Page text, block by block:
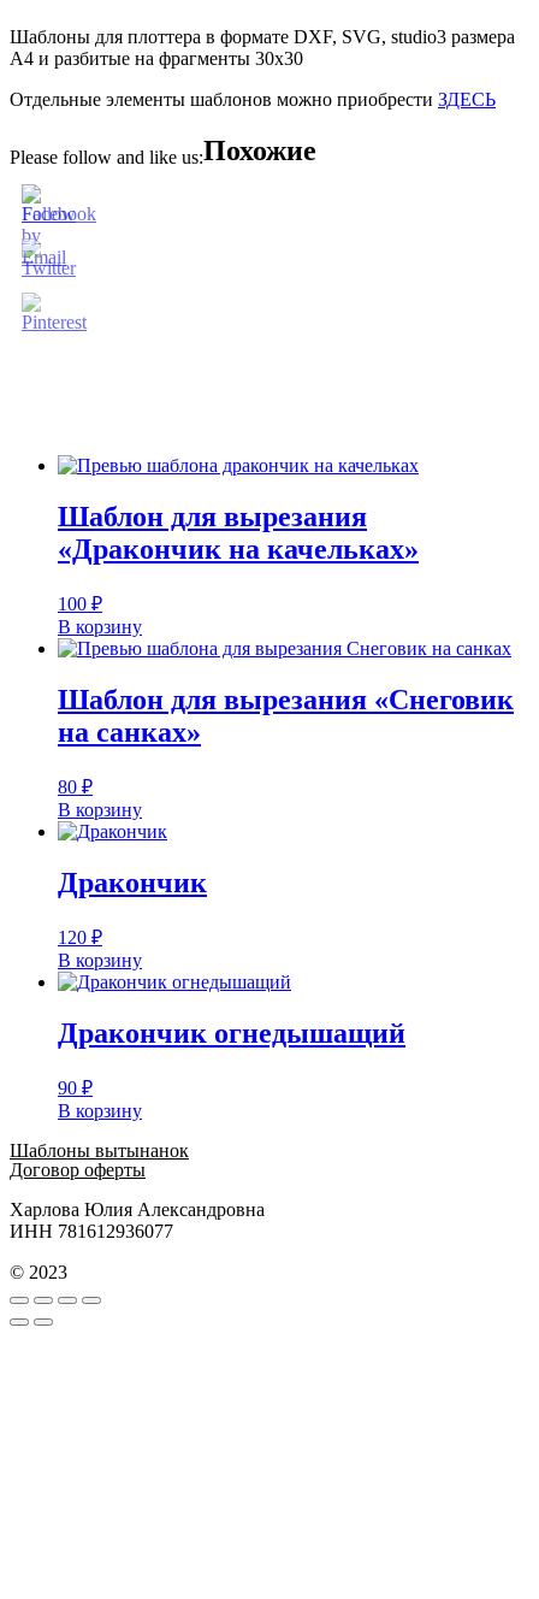
Шаблоны для плоттера в формате DXF, SVG, studio3 размера
А4 и разбитые на фрагменты 30х30
Отдельные элементы шаблонов можно приобрести ЗДЕСЬ
Please follow and like us:Похожие
Шаблон для вырезания
«Дракончик на качельках»
100 ₽
В корзину
Шаблон для вырезания «Снеговик
на санках»
80 ₽
В корзину
Дракончик
120 ₽
В корзину
Дракончик огнедышащий
90 ₽
В корзину
Шаблоны вытынанок
Договор оферты
Харлова Юлия Александровна
ИНН 781612936077
© 2023